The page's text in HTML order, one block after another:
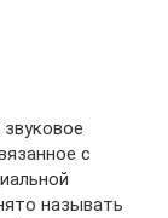
с
называть